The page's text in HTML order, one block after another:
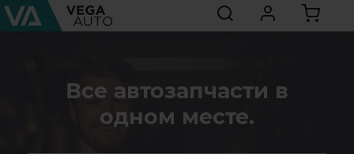
Все автозапчасти в
одном месте.